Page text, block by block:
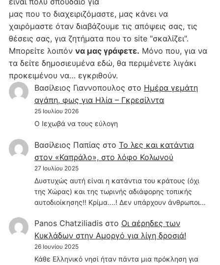
μας που το διαχειριζόμαστε, μας κάνει να
χαιρόμαστε όταν διαβάζουμε τις απόψεις σας, τις
θέσεις σας, για ζητήματα που το site "σκαλίζει".
Μπορείτε λοιπόν να μας γράφετε. Μόνο που, για να
τα δείτε δημοσιευμένα εδώ, θα περιμένετε λιγάκι
προκειμένου να… εγκριθούν.
Βασίλειος Γιαννοπουλος στο Hμέρα γεμάτη
αγάπη, φως για Ηλία – Γκρεσίλντα
25 Ιουλίου 2026
Ο Ιεχωβά να τους εύλογη
Βασίλειος Παπίας στο Το λες και κατάντια
στον «Καπράλο», στο λόφο Κολωνού
27 Ιουλίου 2025
Δυστυχώς αυτή είναι η κατάντια του κράτους (όχι
της Χώρας) και της τωρινής αδιάφορης τοπικής
αυτοδιοίκησης!! Κρίμα....! Δεν υπάρχουν άνθρωποι…
Panos Chatziliadisστο Οι αέρηδες των
Κυκλάδων στην Αμοργό για λίγη δροσιά!
26 Ιουνίου 2025
Κάθε Ελληνικό νησί ήταν πάντα μια πρόκληση για